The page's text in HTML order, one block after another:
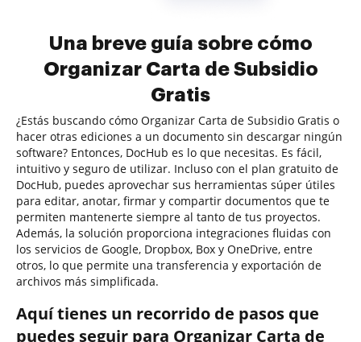
Una breve guía sobre cómo
Organizar Carta de Subsidio
Gratis
¿Estás buscando cómo Organizar Carta de Subsidio Gratis o
hacer otras ediciones a un documento sin descargar ningún
software? Entonces, DocHub es lo que necesitas. Es fácil,
intuitivo y seguro de utilizar. Incluso con el plan gratuito de
DocHub, puedes aprovechar sus herramientas súper útiles
para editar, anotar, firmar y compartir documentos que te
permiten mantenerte siempre al tanto de tus proyectos.
Además, la solución proporciona integraciones fluidas con
los servicios de Google, Dropbox, Box y OneDrive, entre
otros, lo que permite una transferencia y exportación de
archivos más simplificada.
Aquí tienes un recorrido de pasos que
puedes seguir para Organizar Carta de